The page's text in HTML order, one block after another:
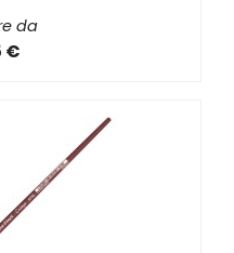
da
€